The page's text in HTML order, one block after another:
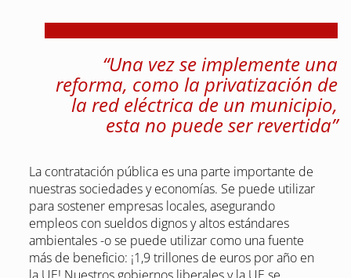
“Una vez se implemente una
reforma, como la privatización de
la red eléctrica de un municipio,
esta no puede ser revertida”
La contratación pública es una parte importante de
nuestras sociedades y economías. Se puede utilizar
para sostener empresas locales, asegurando
empleos con sueldos dignos y altos estándares
ambientales -o se puede utilizar como una fuente
más de beneficio: ¡1,9 trillones de euros por año en